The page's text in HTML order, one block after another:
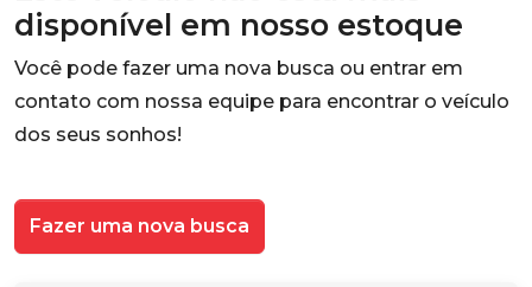
disponível em nosso estoque
Você pode fazer uma nova busca ou entrar em
contato com nossa equipe para encontrar o veículo
dos seus sonhos!
Fazer uma nova busca